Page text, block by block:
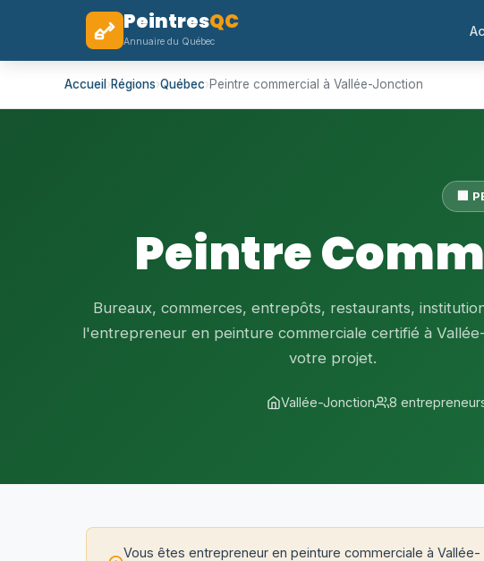
PeintresQC
Annuaire du Québec
Accueil ›Régions›Québec›Peintre commercial à Vallée-Jonction
🏢
Peintre
Bureaux, commerces, entrepôts, restaurants,
l'entrepreneur en peinture commerciale certifié à
votre projet.
Vallée-Jonction 8
Vous êtes entrepreneur en peinture commerciale à Vallée-